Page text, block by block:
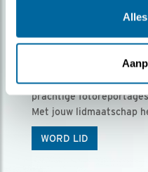
Ontvang 5 x
Vogels is het tijdschrift
prachtige
Met jouw lidmaatschap
WORD LID